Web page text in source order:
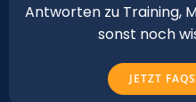
Antworten zu Training,
sonst noch
JETZT